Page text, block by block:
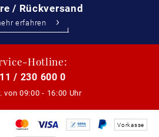
/ Rückversand
erfahren
Hotline:
/ 230 600 0
von 09:00 - 16:00 Uhr
Vorkasse